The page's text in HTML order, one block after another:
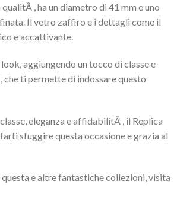
, ha un diametro di 41 mm e uno
Il vetro zaffiro e i dettagli come il
e accattivante.
aggiungendo un tocco di classe e
che ti permette di indossare questo
eleganza e affidabilitÃ , il Replica
sfuggire questa occasione e grazia al
e altre fantastiche collezioni, visita